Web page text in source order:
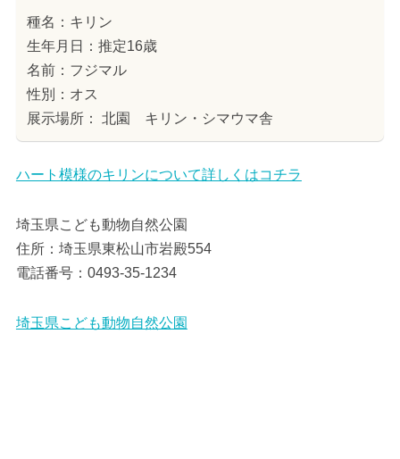
種名：キリン
生年月日：推定16歳
名前：フジマル
性別：オス
展示場所： 北園 キリン・シマウマ舎
ハート模様のキリンについて詳しくはコチラ
埼玉県こども動物自然公園
住所：埼玉県東松山市岩殿554
電話番号：0493-35-1234
埼玉県こども動物自然公園